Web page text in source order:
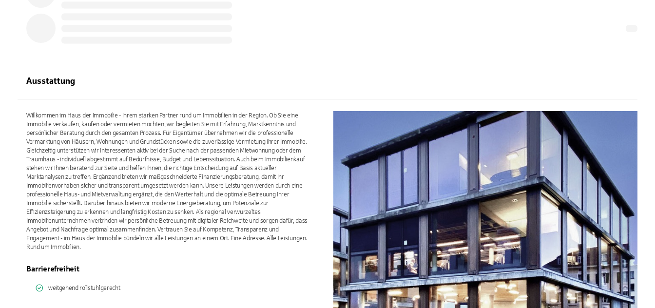
Ausstattung
Willkommen im Haus der Immobilie - Ihrem starken Partner rund um Immobilien in der Region. Ob Sie eine
Immobilie verkaufen, kaufen oder vermieten möchten, wir begleiten Sie mit Erfahrung, Marktkenntnis und
persönlicher Beratung durch den gesamten Prozess. Für Eigentümer übernehmen wir die professionelle
Vermarktung von Häusern, Wohnungen und Grundstücken sowie die zuverlässige Vermietung Ihrer Immobilie.
Gleichzeitig unterstützen wir Interessenten aktiv bei der Suche nach der passenden Mietwohnung oder dem
Traumhaus - individuell abgestimmt auf Bedürfnisse, Budget und Lebenssituation. Auch beim Immobilienkauf
stehen wir Ihnen beratend zur Seite und helfen Ihnen, die richtige Entscheidung auf Basis aktueller
Marktanalysen zu treffen. Ergänzend bieten wir maßgeschneiderte Finanzierungsberatung, damit Ihr
Immobilienvorhaben sicher und transparent umgesetzt werden kann. Unsere Leistungen werden durch eine
professionelle Haus- und Mietverwaltung ergänzt, die den Werterhalt und die optimale Betreuung Ihrer
Immobilie sicherstellt. Darüber hinaus bieten wir moderne Energieberatung, um Potenziale zur
Effizienzsteigerung zu erkennen und langfristig Kosten zu senken. Als regional verwurzeltes
Immobilienunternehmen verbinden wir persönliche Betreuung mit digitaler Reichweite und sorgen dafür, dass
Angebot und Nachfrage optimal zusammenfinden. Vertrauen Sie auf Kompetenz, Transparenz und
Engagement - im Haus der Immobilie bündeln wir alle Leistungen an einem Ort. Eine Adresse. Alle Leistungen.
Rund um Immobilien.
Barrierefreiheit
weitgehend rollstuhlgerecht